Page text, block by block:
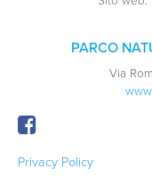
PARCO
Via
Privacy Policy